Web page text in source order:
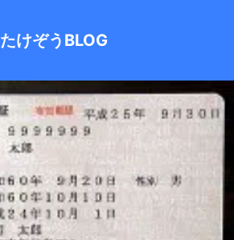
たけぞうBLOG